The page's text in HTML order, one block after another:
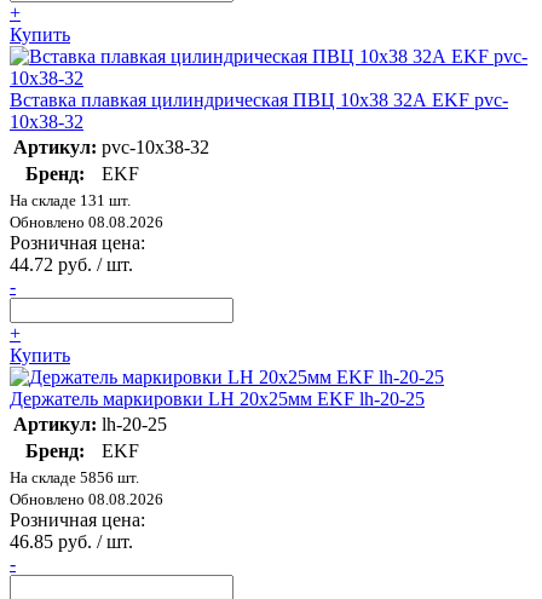
+
Купить
Вставка плавкая цилиндрическая ПВЦ 10х38 32А EKF pvc-
10x38-32
Артикул: pvc-10x38-32
Бренд:
EKF
На складе 131 шт.
Обновлено 08.08.2026
Розничная цена:
44.72 руб. / шт.
-
+
Купить
Держатель маркировки LH 20х25мм EKF lh-20-25
Артикул: lh-20-25
Бренд:
EKF
На складе 5856 шт.
Обновлено 08.08.2026
Розничная цена:
46.85 руб. / шт.
-